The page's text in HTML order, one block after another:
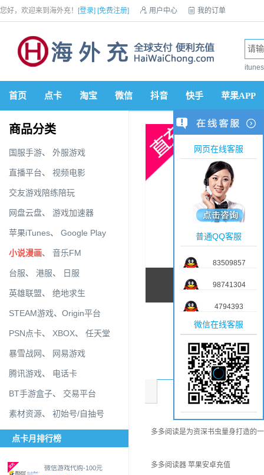
您好，欢迎来到海外充！ [登录] [免费注册]  用户中心  我的订单
首页 点卡 淘宝 微信 抖音 快手 苹果APP
商品分类
国服手游、 外服游戏
直播平台、 视频电影
交友游戏陪练陪玩
网盘云盘、 游戏加速器
苹果iTunes、 Google Play
小说漫画、 音乐FM
台服、 港服、 日服
英雄联盟、 绝地求生
STEAM游戏、 Origin平台
PSN点卡、 XBOX、 任天堂
暴雪战网、 网易游戏
腾讯游戏、 电话卡
BT手游盒子、 交易平台
素材资源、 初始号/自抽号
点卡月排行榜
微信游戏代购-100元
商品介绍
多多阅读是为资深书虫量身打造的
多多阅读器 苹果安卓充值
网页在线客服
普通QQ客服
83509857
98741304
4794393
微信在线客服